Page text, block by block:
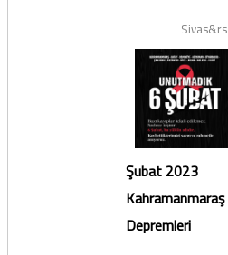
Sivas&rs
Şubat 2023
Kahramanmaraş
Depremleri